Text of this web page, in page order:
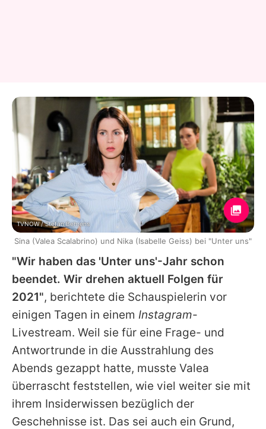
"Wir haben das 'Unter uns'-Jahr schon
beendet. Wir drehen aktuell Folgen für
2021", berichtete die Schauspielerin vor
einigen Tagen in einem Instagram-
Livestream. Weil sie für eine Frage- und
Antwortrunde in die Ausstrahlung des
Abends gezappt hatte, musste Valea
überrascht feststellen, wie viel weiter sie mit
ihrem Insiderwissen bezüglich der
Geschehnisse ist. Das sei auch ein Grund,
TVNOW / Stefan Behrens
Sina (Valea Scalabrino) und Nika (Isabelle Geiss) bei "Unter uns"